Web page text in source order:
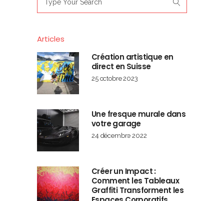
for:
Articles
Création artistique en
direct en Suisse
25 octobre 2023
Une fresque murale dans
votre garage
24 décembre 2022
Créer un Impact :
Comment les Tableaux
Graffiti Transforment les